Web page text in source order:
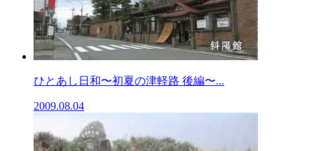
ひとあし日和〜初夏の津軽路 後編〜...
2009.08.04